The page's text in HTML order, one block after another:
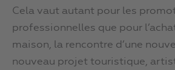
Cela vaut autant pour les
professionnelles que pour
maison, la rencontre d’une
nouveau projet touristique,